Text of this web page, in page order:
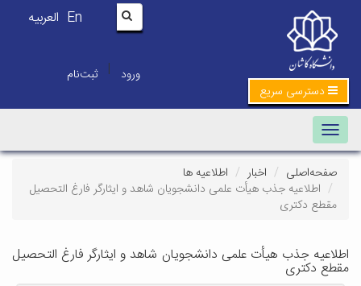
En العربیه
ورود | ثبت‌نام
دسترسی سریع
Toggle navigation
صفحه‌اصلی اخبار
اطلاعیه ها
اطلاعیه جذب هیأت علمی دانشجویان شاهد و ایثارگر فارغ التحصیل
مقطع دکتری
اطلاعیه جذب هیأت علمی دانشجویان شاهد و ایثارگر فارغ التحصیل
مقطع دکتری